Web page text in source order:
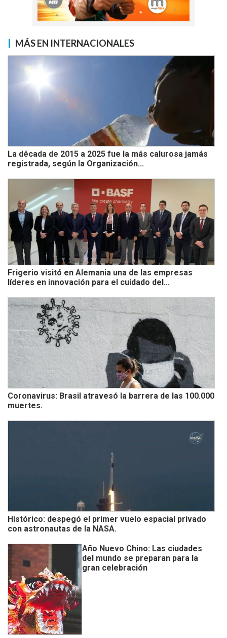
MÁS EN INTERNACIONALES
La década de 2015 a 2025 fue la más calurosa jamás
registrada, según la Organización...
Frigerio visitó en Alemania una de las empresas
líderes en innovación para el cuidado del...
Coronavirus: Brasil atravesó la barrera de las 100.000
muertes.
Histórico: despegó el primer vuelo espacial privado
con astronautas de la NASA.
Año Nuevo Chino: Las ciudades
del mundo se preparan para la
gran celebración